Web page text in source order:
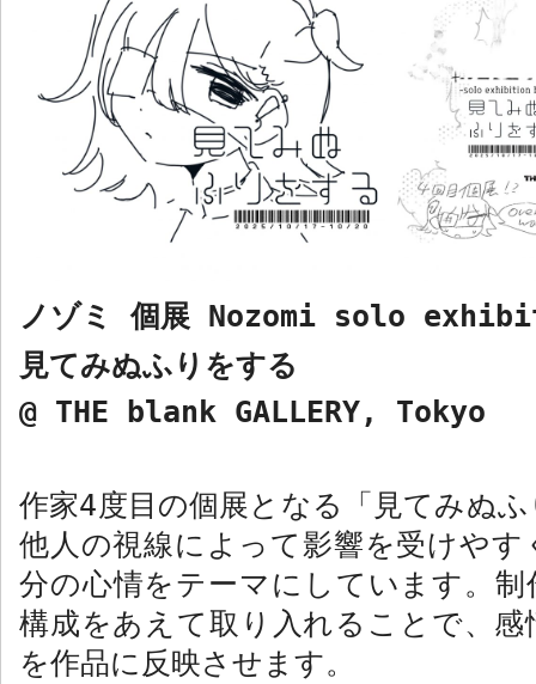
ノゾミ 個展 Nozomi solo
見てみぬふりをする
@ THE blank GALLERY, Tokyo
作家4度目の個展となる「見てみぬ
他人の視線によって影響を受けや
分の心情をテーマにしています。
構成をあえて取り入れることで、
を作品に反映させます。